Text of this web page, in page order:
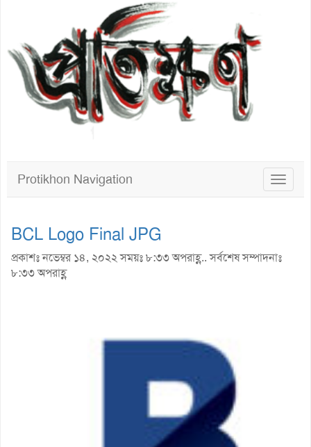
Toggle
Protikhon Navigation
BCL Logo Final JPG
প্রকাশঃ নভেম্বর ১৪, ২০২২ সময়ঃ ৮:৩৩ অপরাহ্ণ.. সর্বশেষ সম্পাদনাঃ
৮:৩৩ অপরাহ্ণ